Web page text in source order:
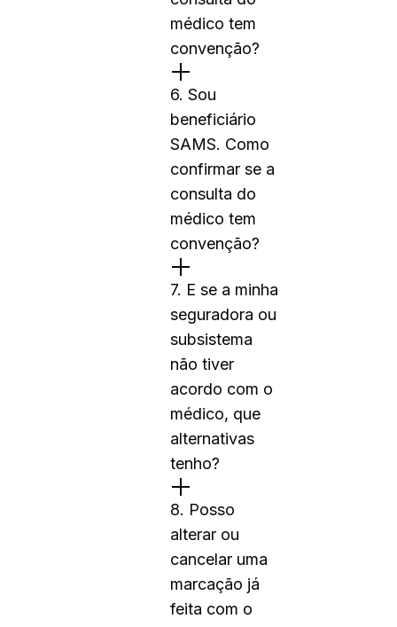
médico tem
convenção?
6. Sou
beneficiário
SAMS. Como
confirmar se a
consulta do
médico tem
convenção?
7. E se a minha
seguradora ou
subsistema
não tiver
acordo com o
médico, que
alternativas
tenho?
8. Posso
alterar ou
cancelar uma
marcação já
feita com o